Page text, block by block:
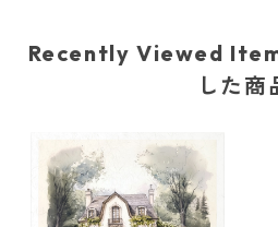
Recently Viewed
した商